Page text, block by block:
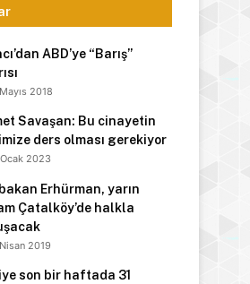
ABD’ye “Barış”
2018
Savaşan: Bu cinayetin
ders olması gerekiyor
2023
Erhürman, yarın
Çatalköy’de halkla
2019
son bir haftada 31